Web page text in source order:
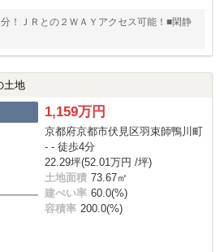
！ＪＲとの２ＷＡＹアクセス可能！■閑静
土地
1,159万円
京都府京都市伏見区羽束師鴨川町
- - 徒歩4分
22.29坪(52.01万円 /坪)
土地面積 73.67㎡
建ぺい率 60.0(%)
容積率 200.0(%)